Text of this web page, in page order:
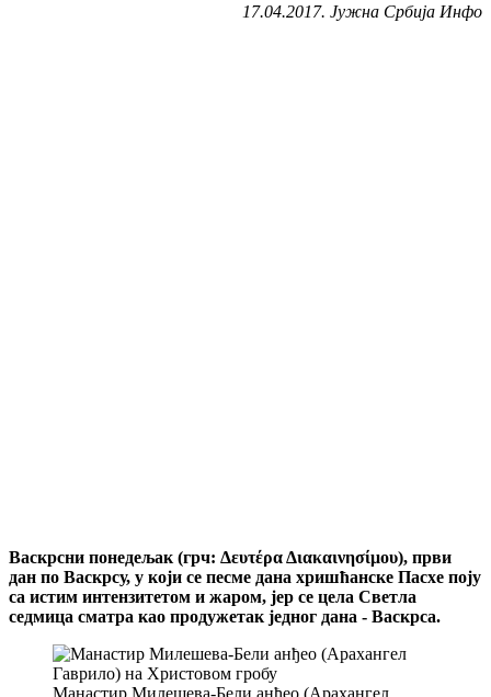
17.04.2017. Јужна Србија Инфо
Васкрсни понедељак (грч: Δευτέρα Διακαινησίμου), први
дан по Васкрсу, у који се песме дана хришћанске Пасхе поју
са истим интензитетом и жаром, јер се цела Светла
седмица сматра као продужетак једног дана - Васкрса.
Манастир Милешева-Бели анђео (Арахангел